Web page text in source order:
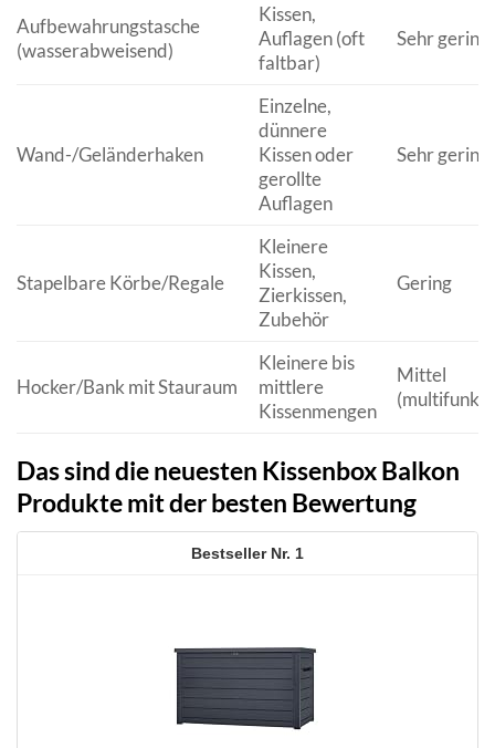
Aufbewahrungstasche
(wasserabweisend)
Kissen,
Auflagen (oft
faltbar)
Sehr gering
Wand-/Geländerhaken
Einzelne,
dünnere
Kissen oder
gerollte
Auflagen
Sehr gering
Stapelbare Körbe/Regale
Kleinere
Kissen,
Zierkissen,
Zubehör
Gering
Hocker/Bank mit Stauraum
Kleinere bis
mittlere
Kissenmengen
Mittel
Das sind die neuesten Kissenbox Balkon
Produkte mit der besten Bewertung
1